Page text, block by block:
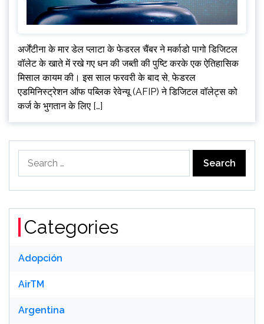
अर्जेंटीना के मार डेल प्लाटा के फेडरल चैंबर ने मर्काडो पागो डिजिटल
वॉलेट के खाते में रखे गए धन की जब्ती की पुष्टि करके एक ऐतिहासिक
मिसाल कायम की। इस साल फरवरी के बाद से, फेडरल
एडमिनिस्ट्रेशन ऑफ पब्लिक रेवेन्यू (AFIP) ने डिजिटल वॉलेट्स को
कर्ज के भुगतान के लिए […]
Categories
Adopción
AirTM
Argentina